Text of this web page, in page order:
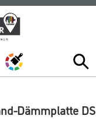
Dämmplatte DS